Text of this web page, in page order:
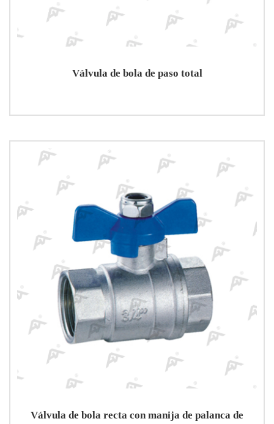
Válvula de bola de paso total
Válvula de bola recta con manija de palanca de